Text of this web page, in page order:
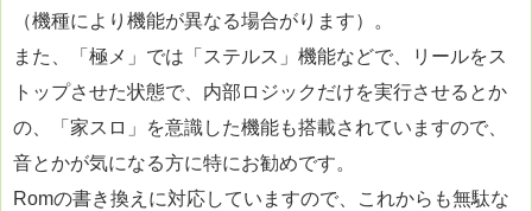
（機種により機能が異なる場合がります）。
また、「極メ」では「ステルス」機能などで、リールをス
トップさせた状態で、内部ロジックだけを実行させるとか
の、「家スロ」を意識した機能も搭載されていますので、
音とかが気になる方に特にお勧めです。
Romの書き換えに対応していますので、これからも無駄な